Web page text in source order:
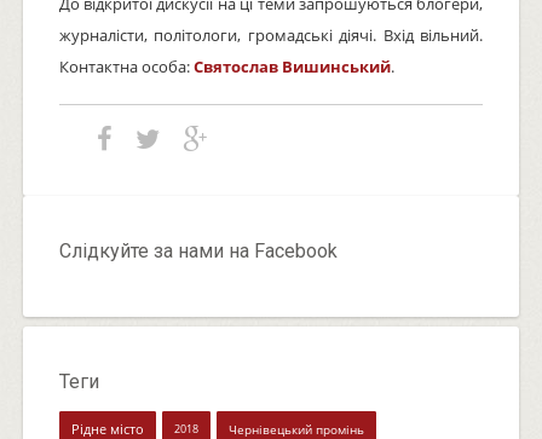
журналісти, політологи, громадські діячі. Вхід вільний.
Контактна особа:Святослав Вишинський.
Слідкуйте за нами на Facebook
Теги
Рідне місто 2018 Чернівецький промінь